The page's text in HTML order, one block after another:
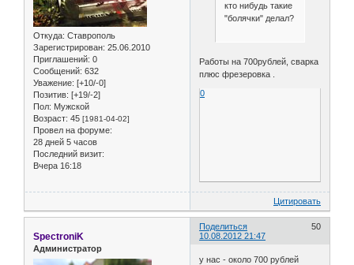
Откуда: Ставрополь
Зарегистрирован: 25.06.2010
Приглашений: 0
Сообщений: 632
Уважение: [+10/-0]
Позитив: [+19/-2]
Пол: Мужской
Возраст: 45 [1981-04-02]
Провел на форуме:
28 дней 5 часов
Последний визит:
Вчера 16:18
кто нибудь такие
"болячки" делал?
Работы на 700рублей, сварка
плюс фрезеровка .
0
Цитировать
Поделиться
50
10.08.2012 21:47
SpectroniK
Администратор
у нас - около 700 рублей